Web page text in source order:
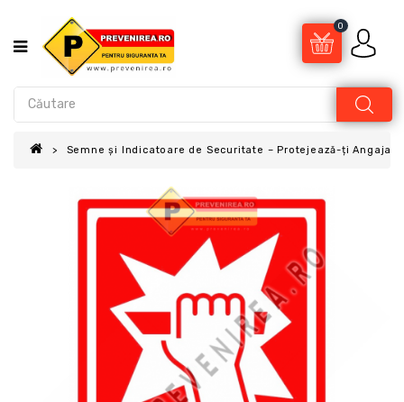
0
Semne și Indicatoare de Securitate – Protejează-ți